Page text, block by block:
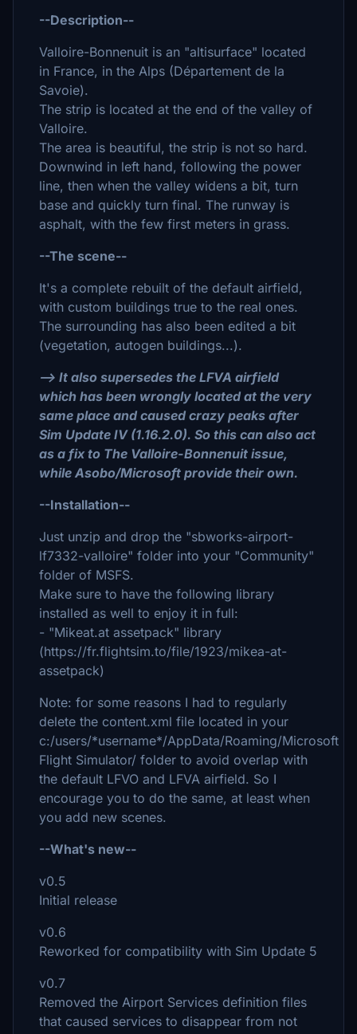
--Description--
Valloire-Bonnenuit is an "altisurface" located
in France, in the Alps (Département de la
Savoie).
The strip is located at the end of the valley of
Valloire.
The area is beautiful, the strip is not so hard.
Downwind in left hand, following the power
line, then when the valley widens a bit, turn
base and quickly turn final. The runway is
asphalt, with the few first meters in grass.
--The scene--
It's a complete rebuilt of the default airfield,
with custom buildings true to the real ones.
The surrounding has also been edited a bit
(vegetation, autogen buildings...).
--> It also supersedes the LFVA airfield
which has been wrongly located at the very
same place and caused crazy peaks after
Sim Update IV (1.16.2.0). So this can also act
as a fix to The Valloire-Bonnenuit issue,
while Asobo/Microsoft provide their own.
--Installation--
Just unzip and drop the "sbworks-airport-
lf7332-valloire" folder into your "Community"
folder of MSFS.
Make sure to have the following library
installed as well to enjoy it in full:
- "Mikeat.at assetpack" library
(https://fr.flightsim.to/file/1923/mikea-at-
assetpack)
Note: for some reasons I had to regularly
delete the content.xml file located in your
c:/users/*username*/AppData/Roaming/Microsoft
Flight Simulator/ folder to avoid overlap with
the default LFVO and LFVA airfield. So I
encourage you to do the same, at least when
you add new scenes.
--What's new--
v0.5
Initial release
v0.6
Reworked for compatibility with Sim Update 5
v0.7
Removed the Airport Services definition files
that caused services to disappear from not